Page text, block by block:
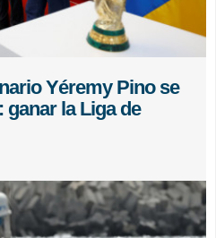
Yéremy Pino se
la Liga de